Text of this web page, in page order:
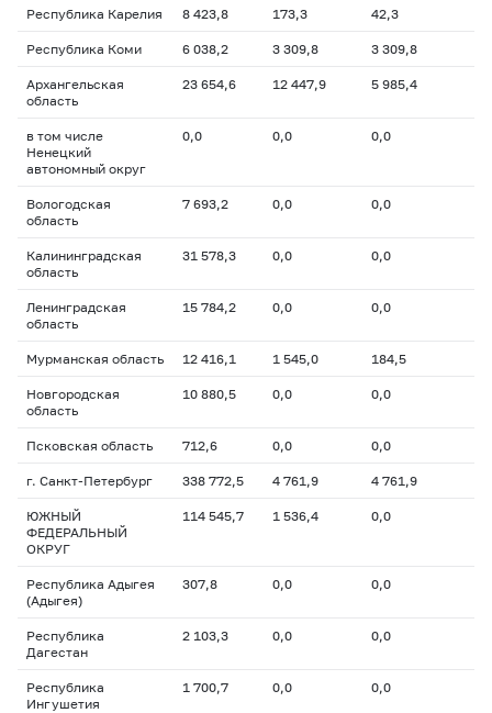
Республика Карелия 8 423,8 173,3 42,3
Республика Коми 6 038,2 3 309,8 3 309,8
Архангельская
область
23 654,6 12 447,9 5 985,4
в том числе
Ненецкий
автономный округ
0,0 0,0 0,0
Вологодская
область
7 693,2 0,0 0,0
Калининградская
область
31 578,3 0,0 0,0
Ленинградская
область
15 784,2 0,0 0,0
Мурманская область 12 416,1 1 545,0 184,5
Новгородская
область
10 880,5 0,0 0,0
Псковская область 712,6 0,0 0,0
г. Санкт-Петербург 338 772,5 4 761,9 4 761,9
ЮЖНЫЙ
ФЕДЕРАЛЬНЫЙ
ОКРУГ
114 545,7 1 536,4 0,0
Республика Адыгея
(Адыгея)
307,8 0,0 0,0
Республика
Дагестан
2 103,3 0,0 0,0
Республика
Ингушетия
1 700,7 0,0 0,0